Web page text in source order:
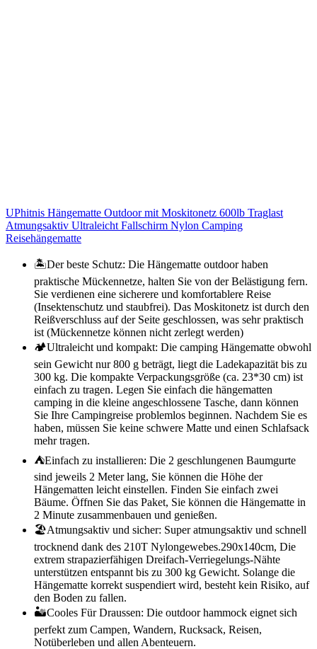
UPhitnis Hängematte Outdoor mit Moskitonetz 600lb Traglast
Atmungsaktiv Ultraleicht Fallschirm Nylon Camping
Reisehängematte
🏝️Der beste Schutz: Die Hängematte outdoor haben
praktische Mückennetze, halten Sie von der Belästigung fern.
Sie verdienen eine sicherere und komfortablere Reise
(Insektenschutz und staubfrei). Das Moskitonetz ist durch den
Reißverschluss auf der Seite geschlossen, was sehr praktisch
ist (Mückennetze können nicht zerlegt werden)
🏕️Ultraleicht und kompakt: Die camping Hängematte obwohl
sein Gewicht nur 800 g beträgt, liegt die Ladekapazität bis zu
300 kg. Die kompakte Verpackungsgröße (ca. 23*30 cm) ist
einfach zu tragen. Legen Sie einfach die hängematten
camping in die kleine angeschlossene Tasche, dann können
Sie Ihre Campingreise problemlos beginnen. Nachdem Sie es
haben, müssen Sie keine schwere Matte und einen Schlafsack
mehr tragen.
⛺Einfach zu installieren: Die 2 geschlungenen Baumgurte
sind jeweils 2 Meter lang, Sie können die Höhe der
Hängematten leicht einstellen. Finden Sie einfach zwei
Bäume. Öffnen Sie das Paket, Sie können die Hängematte in
2 Minute zusammenbauen und genießen.
🏖️Atmungsaktiv und sicher: Super atmungsaktiv und schnell
trocknend dank des 210T Nylongewebes.290x140cm, Die
extrem strapazierfähigen Dreifach-Verriegelungs-Nähte
unterstützen entspannt bis zu 300 kg Gewicht. Solange die
Hängematte korrekt suspendiert wird, besteht kein Risiko, auf
den Boden zu fallen.
🏜️Cooles Für Draussen: Die outdoor hammock eignet sich
perfekt zum Campen, Wandern, Rucksack, Reisen,
Notüberleben und allen Abenteuern.